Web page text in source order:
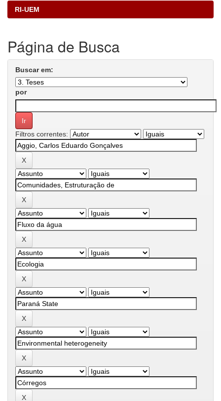
RI-UEM
Página de Busca
Buscar em:
por
Filtros correntes: